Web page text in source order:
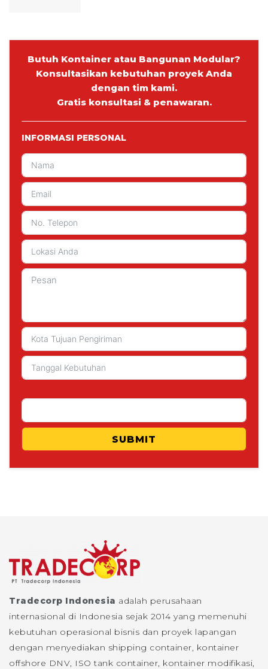
Butuh Kontainer atau Bangunan Modular?
Konsultasikan kebutuhan proyek Anda
dengan tim kami.
Gratis konsultasi & penawaran.
INFORMASI PERSONAL
SUBMIT
Tradecorp Indonesia adalah perusahaan
internasional di Indonesia sejak 2014 yang memenuhi
kebutuhan operasional bisnis dan proyek lapangan
dengan menyediakan shipping container, kontainer
offshore DNV, ISO tank container, kontainer modifikasi,